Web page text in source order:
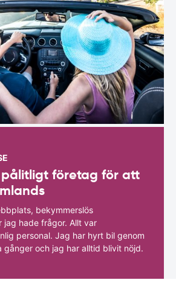
företag för att
bekymmerslös
jag hade frågor. Allt var
personal. Jag har hyrt bil genom
och jag har alltid blivit nöjd.